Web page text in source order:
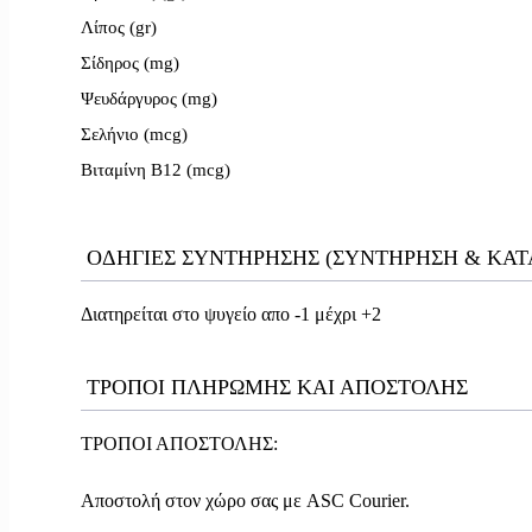
Λίπος (gr)
Σίδηρος (mg)
Ψευδάργυρος (mg)
Σελήνιο (mcg)
Βιταμίνη B12 (mcg)
ΟΔΗΓΙΕΣ ΣΥΝΤΗΡΗΣΗΣ (ΣΥΝΤΗΡΗΣΗ &
Διατηρείται στο ψυγείο απο -1 μέχρι +2
ΤΡΟΠΟΙ ΠΛΗΡΩΜΗΣ ΚΑΙ ΑΠΟΣΤΟΛΗΣ
ΤΡΟΠΟΙ ΑΠΟΣΤΟΛΗΣ:
Αποστολή στον χώρο σας με ASC Courier.